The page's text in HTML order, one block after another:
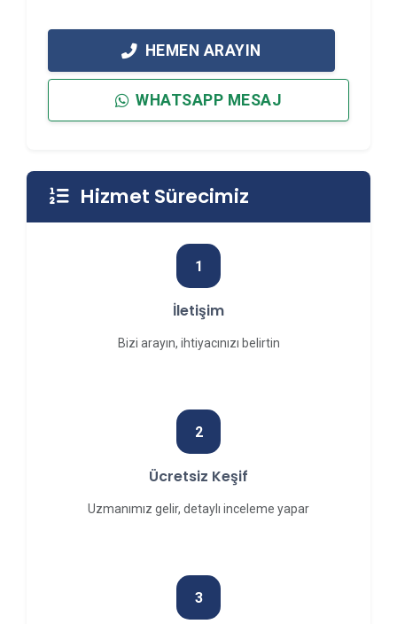
HEMEN ARAYIN
WHATSAPP MESAJ
Hizmet Sürecimiz
1
İletişim
Bizi arayın, ihtiyacınızı belirtin
2
Ücretsiz Keşif
Uzmanımız gelir, detaylı inceleme yapar
3